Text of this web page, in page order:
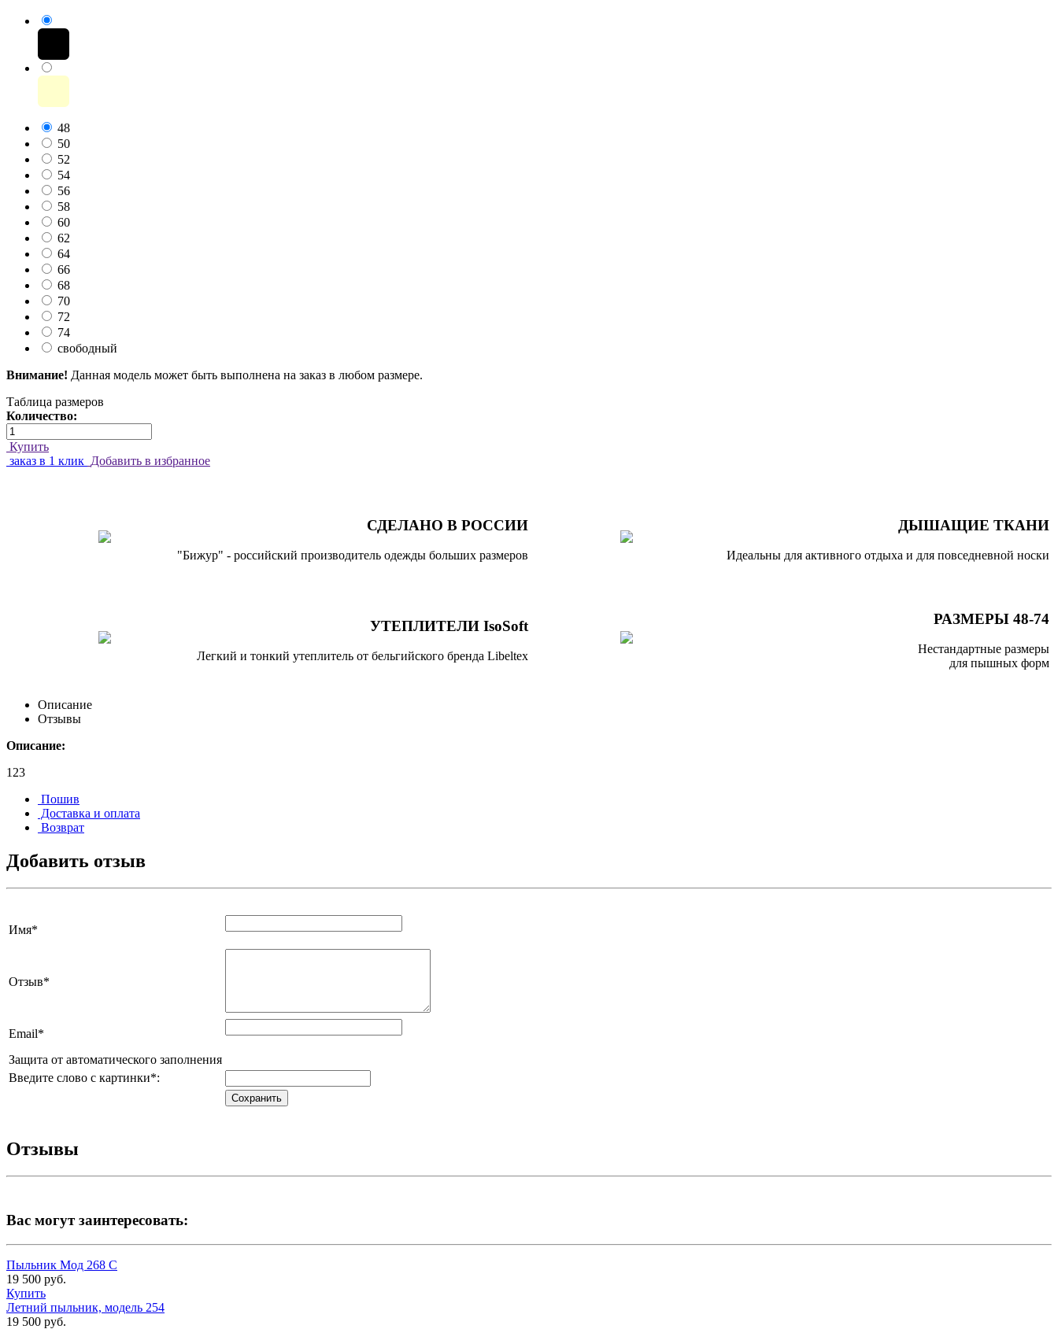
48
50
52
54
56
58
60
62
64
66
68
70
72
74
свободный
Внимание! Данная модель может быть выполнена на заказ в любом размере.
Таблица размеров
Количество:
Купить
заказ в 1 клик Добавить в избранное
СДЕЛАНО В РОССИИ
"Бижур" - российский производитель одежды больших размеров
ДЫШАЩИЕ ТКАНИ
Идеальны для активного отдыха и для повседневной носки
УТЕПЛИТЕЛИ IsoSoft
Легкий и тонкий утеплитель от бельгийского бренда Libeltex
РАЗМЕРЫ 48-74
Нестандартные размеры
для пышных форм
Описание
Отзывы
Описание:
123
Пошив
Доставка и оплата
Возврат
Добавить отзыв
Имя*
Отзыв*
Email*
Защита от автоматического заполнения
Введите слово с картинки*:
Отзывы
Вас могут заинтересовать:
Пыльник Мод 268 С
19 500 руб.
Купить
Летний пыльник, модель 254
19 500 руб.